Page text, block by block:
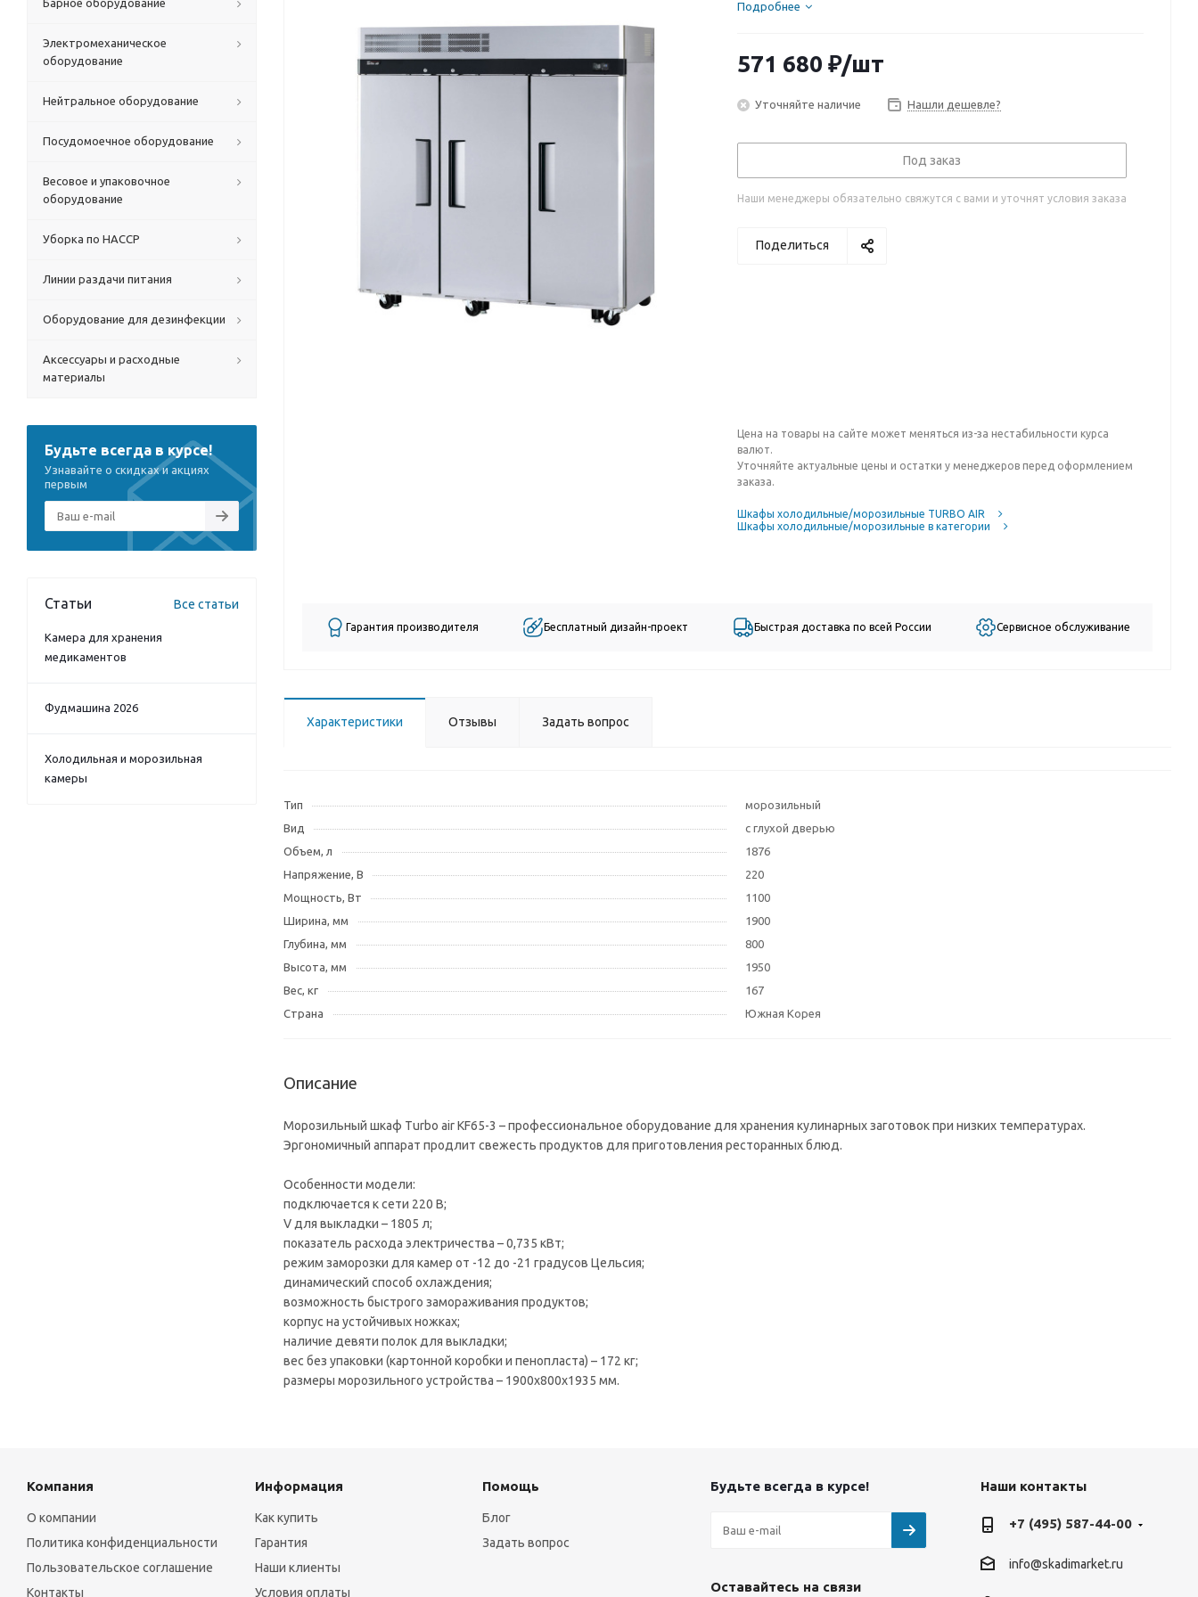
Подробнее
571 680 ₽/шт
Уточняйте наличие Нашли дешевле?
Под заказ
Наши менеджеры обязательно свяжутся с вами и уточнят условия заказа
Поделиться
Цена на товары на сайте может меняться из-за нестабильности курса
валют.
Уточняйте актуальные цены и остатки у менеджеров перед оформлением
заказа.
Шкафы холодильные/морозильные TURBO AIR
Шкафы холодильные/морозильные в категории
Гарантия производителя Бесплатный дизайн-проект Быстрая доставка по всей России Сервисное обслуживание
Характеристики Отзывы Задать вопрос
Тип
морозильный
Вид
с глухой дверью
Объем, л
1876
Напряжение, В
220
Мощность, Вт
1100
Ширина, мм
1900
Глубина, мм
800
Высота, мм
1950
Вес, кг
167
Страна
Южная Корея
Описание
Морозильный шкаф Turbo air KF65-3 – профессиональное оборудование для хранения кулинарных заготовок при низких температурах.
Эргономичный аппарат продлит свежесть продуктов для приготовления ресторанных блюд.
Особенности модели:
подключается к сети 220 В;
V для выкладки – 1805 л;
показатель расхода электричества – 0,735 кВт;
режим заморозки для камер от -12 до -21 градусов Цельсия;
динамический способ охлаждения;
возможность быстрого замораживания продуктов;
корпус на устойчивых ножках;
наличие девяти полок для выкладки;
вес без упаковки (картонной коробки и пенопласта) – 172 кг;
размеры морозильного устройства – 1900х800х1935 мм.
Барное оборудование
Электромеханическое
оборудование
Нейтральное оборудование
Посудомоечное оборудование
Весовое и упаковочное
оборудование
Уборка по HACCP
Линии раздачи питания
Оборудование для дезинфекции
Аксессуары и расходные
материалы
Будьте всегда в курсе!
Узнавайте о скидках и акциях
первым
Статьи Все статьи
Камера для хранения
медикаментов
Фудмашина 2026
Холодильная и морозильная
камеры
Компания
О компании
Политика конфиденциальности
Пользовательское соглашение
Контакты
Информация
Как купить
Гарантия
Наши клиенты
Условия оплаты
Помощь
Блог
Задать вопрос
Будьте всегда в курсе!
Оставайтесь на связи
Наши контакты
+7 (495) 587-44-00
info@skadimarket.ru